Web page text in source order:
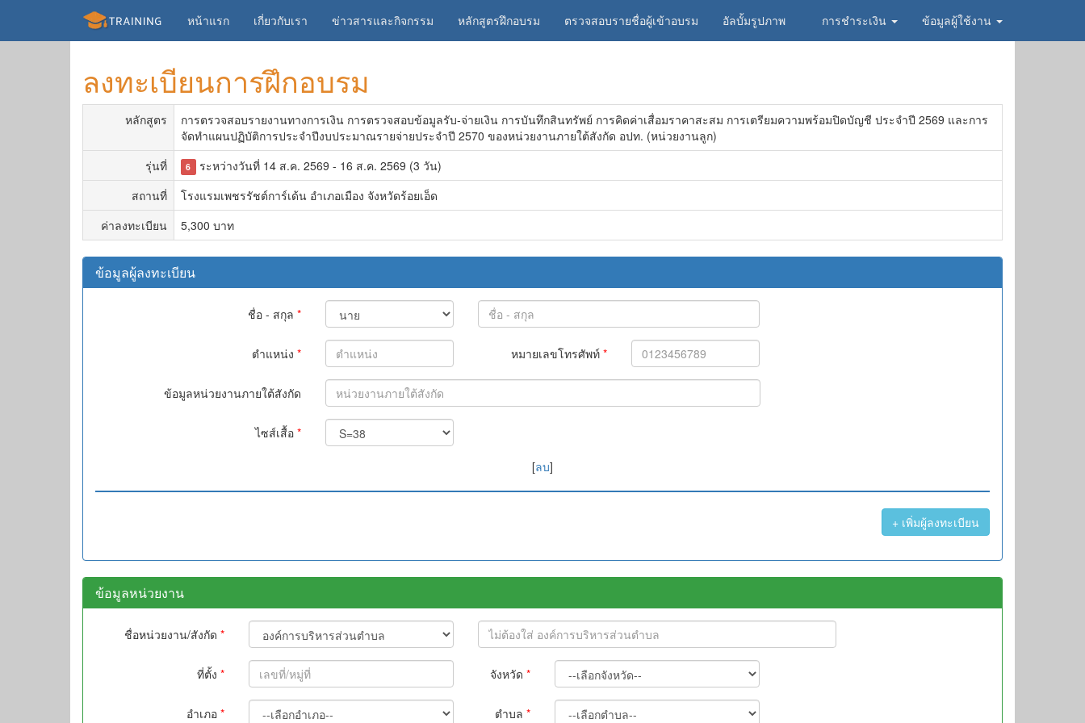
หน้าแรก เกี่ยวกับเรา ข่าวสารและกิจกรรม หลักสูตรฝึกอบรม ตรวจสอบรายชื่อผู้เข้าอบรม อัลบั้มรูปภาพ การชำระเงิน ข้อมูลผู้ใช้งาน
ลงทะเบียนการฝึกอบรม
หลักสูตร
การตรวจสอบรายงานทางการเงิน การตรวจสอบข้อมูลรับ-จ่ายเงิน การบันทึกสินทรัพย์ การคิดค่าเสื่อมราคาสะสม การเตรียมความพร้อมปิดบัญชี ประจำปี 2569 และการ
จัดทำแผนปฏิบัติการประจำปีงบประมาณรายจ่ายประจำปี 2570 ของหน่วยงานภายใต้สังกัด อปท. (หน่วยงานลูก)
รุ่นที่
6 ระหว่างวันที่ 14 ส.ค. 2569 - 16 ส.ค. 2569 (3 วัน)
สถานที่
โรงแรมเพชรรัชต์การ์เด้น อำเภอเมือง จังหวัดร้อยเอ็ด
ค่าลงทะเบียน
5,300 บาท
ข้อมูลผู้ลงทะเบียน
ชื่อ - สกุล *
ตำแหน่ง * หมายเลขโทรศัพท์ *
ข้อมูลหน่วยงานภายใต้สังกัด
ไซส์เสื้อ *
[ลบ]
+ เพิ่มผู้ลงทะเบียน
ข้อมูลหน่วยงาน
ชื่อหน่วยงาน/สังกัด *
ที่ตั้ง * จังหวัด *
อำเภอ * ตำบล *